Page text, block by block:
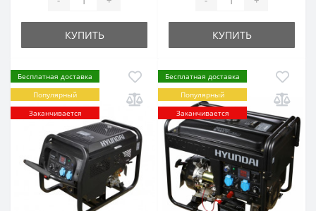
КУПИТЬ КУПИТЬ
Бесплатная доставка
Популярный
Заканчивается
Бесплатная доставка
Популярный
Заканчивается